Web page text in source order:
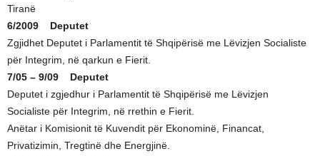
Tiranë
6/2009 Deputet
Zgjidhet Deputet i Parlamentit të Shqipërisë me Lëvizjen Socialiste
për Integrim, në qarkun e Fierit.
7/05 – 9/09 Deputet
Deputet i zgjedhur i Parlamentit të Shqipërisë me Lëvizjen
Socialiste për Integrim, në rrethin e Fierit.
Anëtar i Komisionit të Kuvendit për Ekonominë, Financat,
Privatizimin, Tregtinë dhe Energjinë.